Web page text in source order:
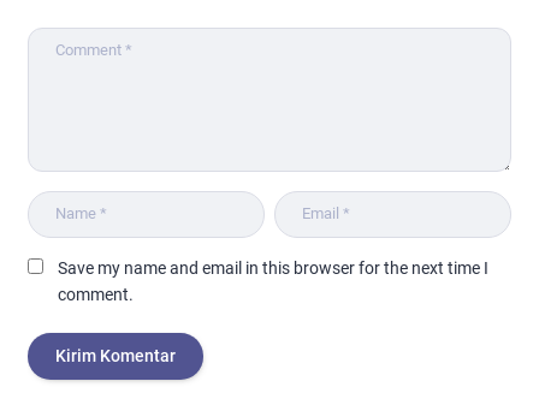
Save my name and email in this browser for the next time I
comment.